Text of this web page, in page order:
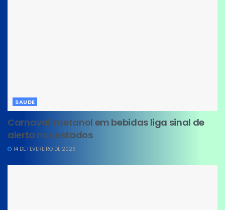
SAUDE
Carnaval: metanol em bebidas liga sinal de
alerta nos estados
14 DE FEVEREIRO DE 2026